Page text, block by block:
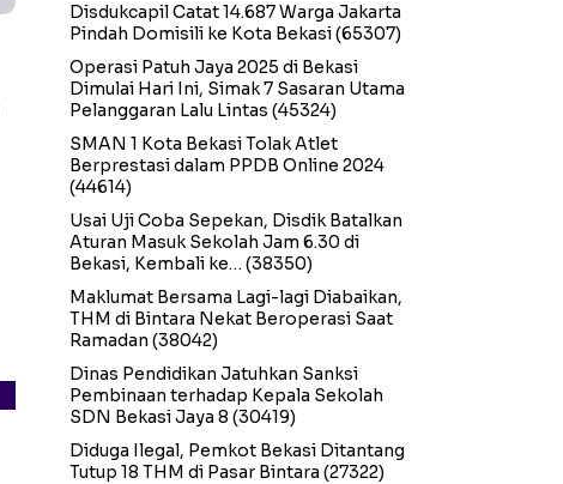
Disdukcapil Catat 14.687 Warga Jakarta
Pindah Domisili ke Kota Bekasi(65307)
Operasi Patuh Jaya 2025 di Bekasi
Dimulai Hari Ini, Simak 7 Sasaran Utama
Pelanggaran Lalu Lintas (45324)
SMAN 1 Kota Bekasi Tolak Atlet
Berprestasi dalam PPDB Online 2024
(44614)
Usai Uji Coba Sepekan, Disdik Batalkan
Aturan Masuk Sekolah Jam 6.30 di
Bekasi, Kembali ke… (38350)
Maklumat Bersama Lagi-lagi Diabaikan,
THM di Bintara Nekat Beroperasi Saat
Ramadan (38042)
Dinas Pendidikan Jatuhkan Sanksi
Pembinaan terhadap Kepala Sekolah
SDN Bekasi Jaya 8 (30419)
Diduga Ilegal, Pemkot Bekasi Ditantang
Tutup 18 THM di Pasar Bintara (27322)